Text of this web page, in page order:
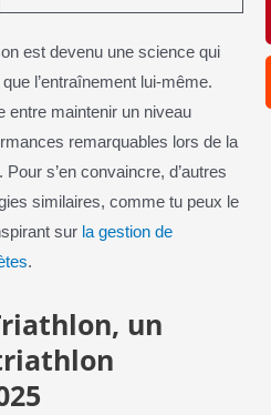
est devenu une science qui
l’entraînement lui-même.
entre maintenir un niveau
remarquables lors de la
s’en convaincre, d’autres
similaires, comme tu peux le
sur la gestion de
.
un